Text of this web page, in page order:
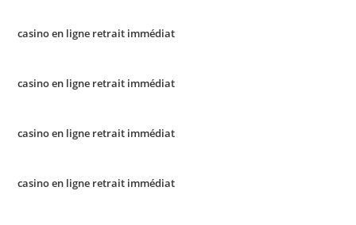
casino en ligne retrait immédiat
casino en ligne retrait immédiat
casino en ligne retrait immédiat
casino en ligne retrait immédiat